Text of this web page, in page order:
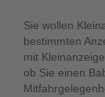
Sie wollen
bestimmten
mit
ob Sie einen